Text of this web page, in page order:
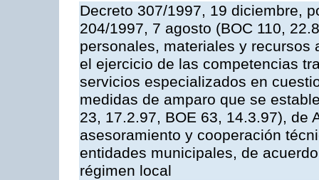
Decreto 307/1997, 19 diciembre,
204/1997, 7 agosto (BOC 110,
personales, materiales y recursos
el ejercicio de las competencias
servicios especializados en
medidas de amparo que se
23, 17.2.97, BOE 63, 14.3.97), de
asesoramiento y cooperación
entidades municipales, de
régimen local